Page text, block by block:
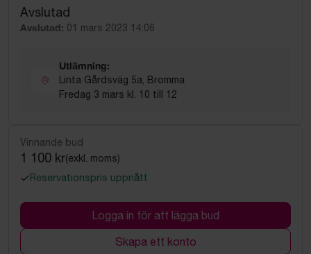
Avslutad
Avslutad: 01 mars 2023 14:06
Utlämning:
Linta Gårdsväg 5a, Bromma
Fredag 3 mars kl. 10 till 12
Vinnande bud
1 100 kr(exkl. moms)
Reservationspris uppnått
Logga in för att lägga bud
Skapa ett konto